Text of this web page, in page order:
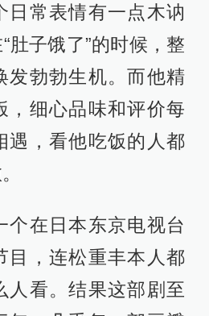
日常表情有一点木讷
肚子饿了”的时候，整
发勃勃生机。而他精
，细心品味和评价每
遇，看他吃饭的人都
个在日本东京电视台
目，连松重丰本人都
人看。结果这部剧至